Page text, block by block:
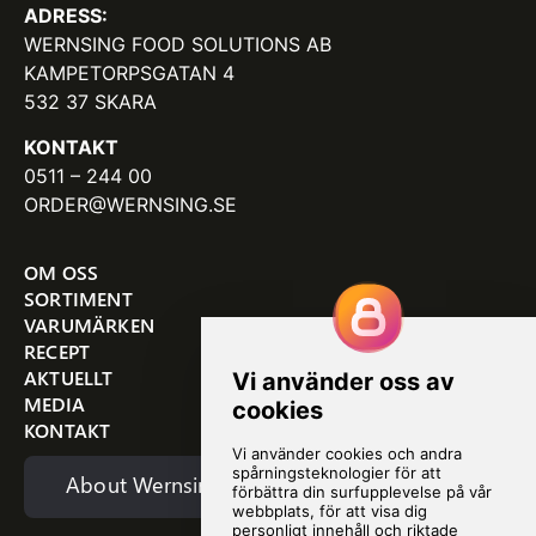
ADRESS:
WERNSING FOOD SOLUTIONS AB
KAMPETORPSGATAN 4
532 37 SKARA
KONTAKT
0511 – 244 00
ORDER@WERNSING.SE
OM OSS
SORTIMENT
VARUMÄRKEN
RECEPT
AKTUELLT
MEDIA
KONTAKT
About Wernsing